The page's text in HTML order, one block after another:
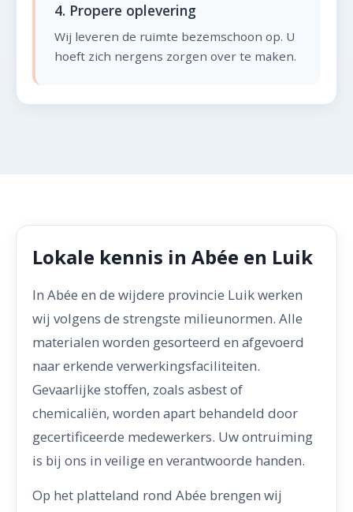
4. Propere oplevering
Wij leveren de ruimte bezemschoon op. U
hoeft zich nergens zorgen over te maken.
Lokale kennis in Abée en Luik
In Abée en de wijdere provincie Luik werken
wij volgens de strengste milieunormen. Alle
materialen worden gesorteerd en afgevoerd
naar erkende verwerkingsfaciliteiten.
Gevaarlijke stoffen, zoals asbest of
chemicaliën, worden apart behandeld door
gecertificeerde medewerkers. Uw ontruiming
is bij ons in veilige en verantwoorde handen.
Op het platteland rond Abée brengen wij